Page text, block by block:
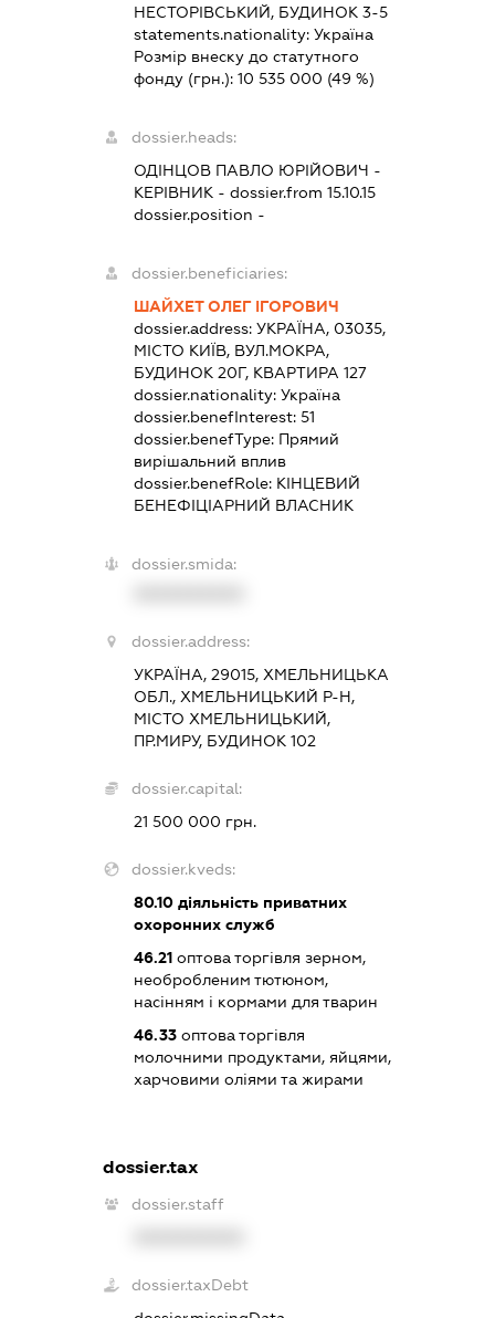
НЕСТОРІВСЬКИЙ, БУДИНОК 3-5
statements.nationality: Україна
Розмір внеску до статутного
фонду (грн.): 10 535 000 (49 %)
dossier.heads:
ОДІНЦОВ ПАВЛО ЮРІЙОВИЧ -
КЕРІВНИК - dossier.from 15.10.15
dossier.position -
dossier.beneficiaries:
ШАЙХЕТ ОЛЕГ ІГОРОВИЧ
dossier.address: УКРАЇНА, 03035,
МІСТО КИЇВ, ВУЛ.МОКРА,
БУДИНОК 20Г, КВАРТИРА 127
dossier.nationality: Україна
dossier.benefInterest: 51
dossier.benefType: Прямий
вирішальний вплив
dossier.benefRole: КІНЦЕВИЙ
БЕНЕФІЦІАРНИЙ ВЛАСНИК
dossier.smida:
dossier.address:
УКРАЇНА, 29015, ХМЕЛЬНИЦЬКА
ОБЛ., ХМЕЛЬНИЦЬКИЙ Р-Н,
МІСТО ХМЕЛЬНИЦЬКИЙ,
ПР.МИРУ, БУДИНОК 102
dossier.capital:
21 500 000 грн.
dossier.kveds:
80.10діяльність приватних
охоронних служб
46.21оптова торгівля зерном,
необробленим тютюном,
насінням і кормами для тварин
46.33оптова торгівля
молочними продуктами, яйцями,
харчовими оліями та жирами
dossier.tax
dossier.staff
dossier.taxDebt